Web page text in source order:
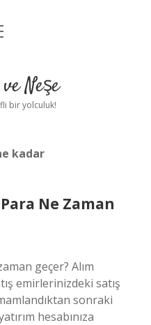
Neşe
bir yolculuk!
kadar
Ne Zaman
geçer? Alım
emirlerinizdeki satış
sonraki
hesabınıza